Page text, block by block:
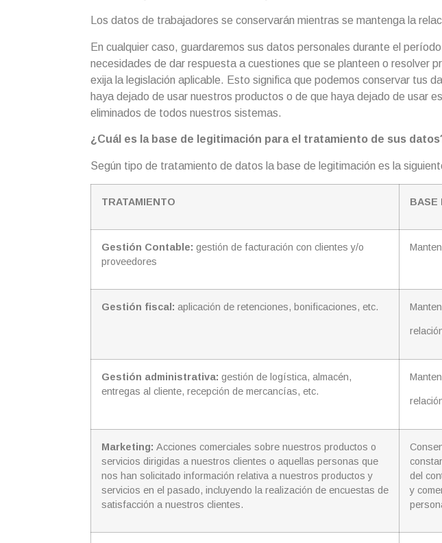
Los datos de trabajadores se conservarán mientras se mantenga la
En cualquier caso, guardaremos sus datos personales durante el
necesidades de dar respuesta a cuestiones que se planteen o resolver
exija la legislación aplicable. Esto significa que podemos conservar tus
haya dejado de usar nuestros productos o de que haya dejado de usar
eliminados de todos nuestros sistemas.
¿Cuál es la base de legitimación para el tratamiento de sus
Según tipo de tratamiento de datos la base de legitimación es la
TRATAMIENTO BASE
Gestión Contable: gestión de facturación con clientes y/o
proveedores
Gestión fiscal: aplicación de retenciones, bonificaciones, etc.
Gestión administrativa: gestión de logística, almacén,
entregas al cliente, recepción de mercancías, etc.
Marketing: Acciones comerciales sobre nuestros productos o
servicios dirigidas a nuestros clientes o aquellas personas que
nos han solicitado información relativa a nuestros productos y
servicios en el pasado, incluyendo la realización de encuestas de
satisfacción a nuestros clientes.
del
y